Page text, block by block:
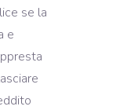
se la
e